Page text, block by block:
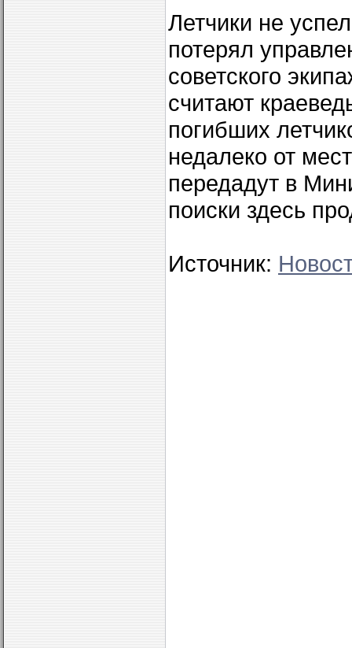
Летчики не
потерял
советского
считают
погибших
недалеко от
передадут в
поиски здесь
Источник: